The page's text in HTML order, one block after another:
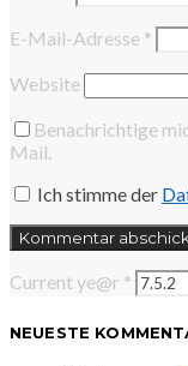
E-Mail-Adresse *
Website
Benachrichtige
Mail.
Ich stimme der
Current ye@r *
NEUESTE